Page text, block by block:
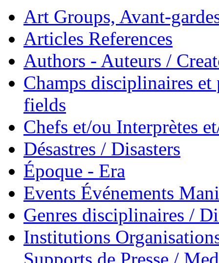
Art Groups, Avant-
Articles References
Authors - Auteurs /
Champs disciplinaires
fields
Chefs et/ou Interprètes
Désastres / Disasters
Époque - Era
Events Événements
Genres disciplinaires /
Institutions